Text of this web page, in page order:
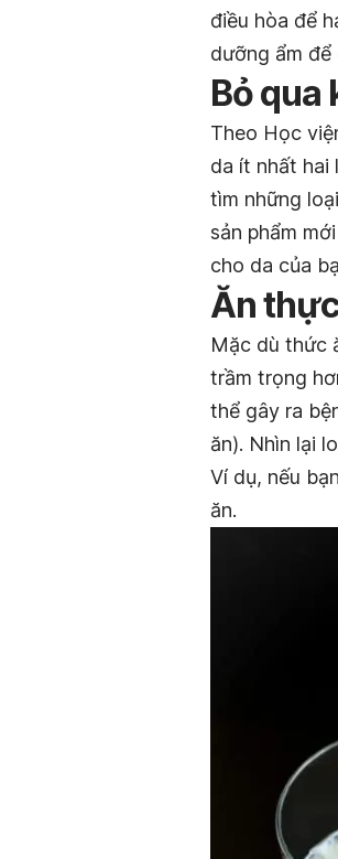
điều hòa để
dưỡng ẩm để
Bỏ qua
Theo Học
da ít nhất hai
tìm những
sản phẩm
cho da của
Ăn
Mặc dù thức
trầm trọng
thể gây ra
ăn). Nhìn lại
Ví dụ, nếu
ăn.